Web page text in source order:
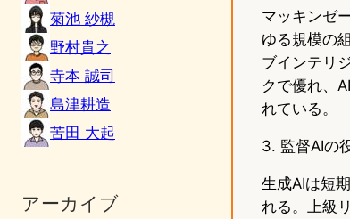
菊池 紗槻
野村貴之
寺本 誠司
島津耕造
苦田 大起
アーカイブ
マッキンゼ
ゆる規模の
ブインテリ
クで優れ、
れている。
3. 監督AIの
生成AIは短
れる。上級